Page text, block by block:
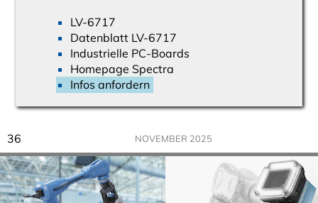
LV-6717
Datenblatt LV-6717
Industrielle PC-Boards
Homepage Spectra
Infos anfordern
36 NOVEMBER 2025